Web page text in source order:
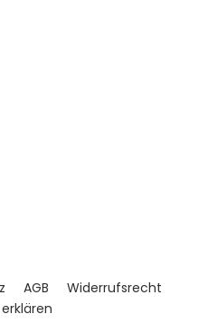
AGB
Widerrufsrecht